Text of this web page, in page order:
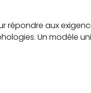
répondre aux
Un modèle